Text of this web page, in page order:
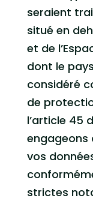
seraient
situé en
et de
dont le
considéré
de
l’article 45
engageons
vos
strictes